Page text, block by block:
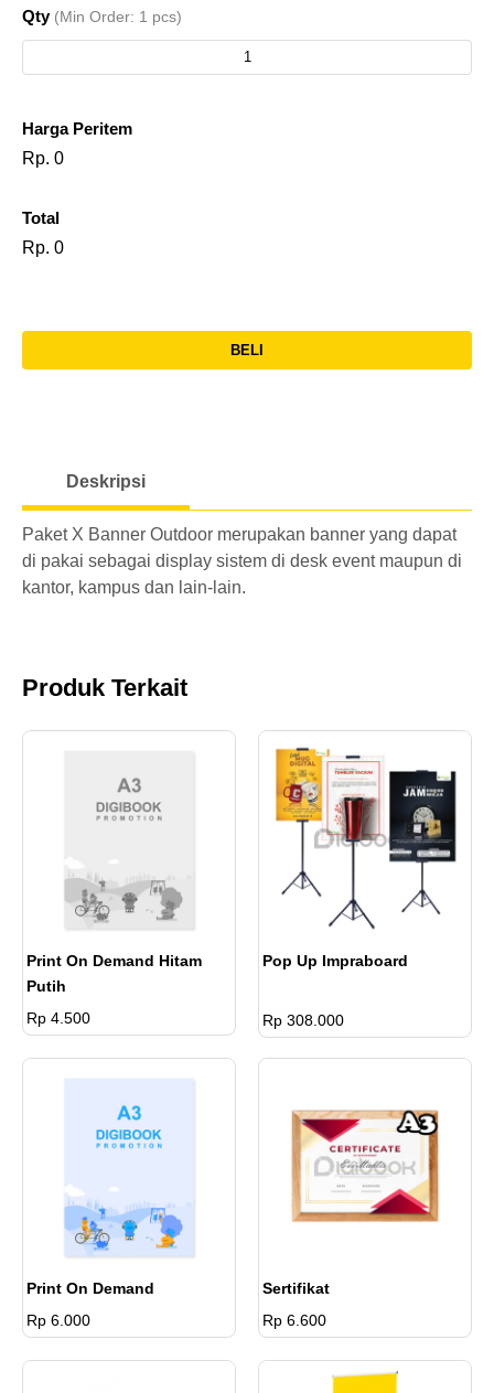
Print
pcs
77.000
Qty (Min Order: 1 pcs)
Harga Peritem
Rp. 0
Total
Rp. 0
BELI
i
n
g
Deskripsi
Paket X Banner Outdoor merupakan banner yang dapat
di pakai sebagai display sistem di desk event maupun di
kantor, kampus dan lain-lain.
Produk Terkait
Print On Demand Hitam
Putih
Rp 4.500
Pop Up Impraboard
Rp 308.000
Print On Demand
Rp 6.000
Sertifikat
Rp 6.600